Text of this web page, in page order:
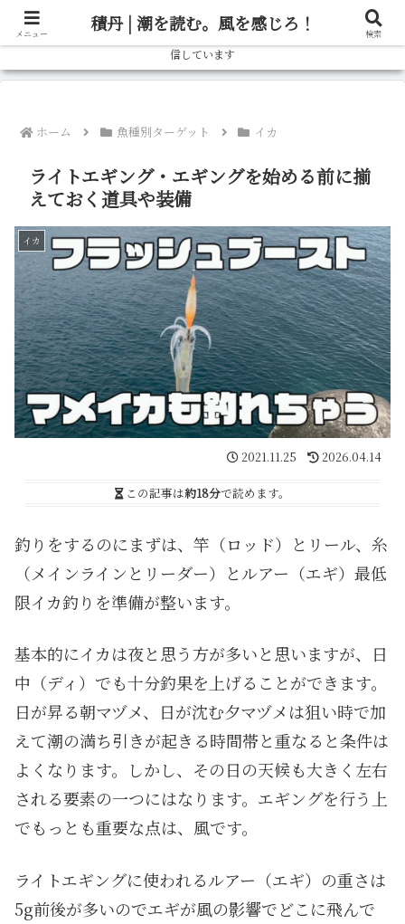
北海道の釣り情報ならブログ「しゃべろー」へ！実際の釣行記から、旬の魚の
狙い方、おすすめタックルまで、北海道の釣りをもっと楽しむための情報を発
信しています
ホーム 魚種別ターゲット イカ
ライトエギング・エギングを始める前に揃
えておく道具や装備
イカ
2021.11.25 2026.04.14
この記事は約18分で読めます。
釣りをするのにまずは、竿（ロッド）とリール、糸
（メインラインとリーダー）とルアー（エギ）最低
限イカ釣りを準備が整います。
基本的にイカは夜と思う方が多いと思いますが、日
中（ディ）でも十分釣果を上げることができます。
日が昇る朝マヅメ、日が沈む夕マヅメは狙い時で加
えて潮の満ち引きが起きる時間帯と重なると条件は
よくなります。しかし、その日の天候も大きく左右
される要素の一つにはなります。エギングを行う上
でもっとも重要な点は、風です。
ライトエギングに使われるルアー（エギ）の重さは
5g前後が多いのでエギが風の影響でどこに飛んで
メニュー 積丹 | 潮を読む。風を感じろ！ 検索